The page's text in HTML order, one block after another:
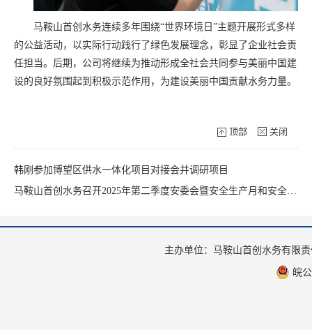
马鞍山首创水务连续多年围绕“世界环境日”主题开展形式多样
的公益活动，以实际行动践行了绿色发展理念，彰显了企业社会责
任担当。后期，公司将继续为推动形成全社会共同参与美丽中国建
设的良好氛围起到积极示范作用，为建设美丽中国贡献水务力量。
顶部 关闭
韩刚参加博望区供水一体化项目对接会并调研项目
马鞍山首创水务召开2025年第二季度安委会暨安全生产月和安全生产标准化启动会
主办单位：马鞍山首创水务有限
皖